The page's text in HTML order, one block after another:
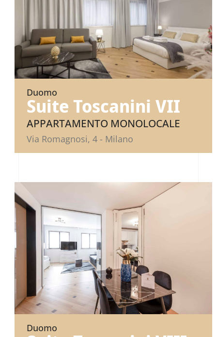
Duomo
Suite Toscanini VII
APPARTAMENTO MONOLOCALE
Via Romagnosi, 4 - Milano
Duomo